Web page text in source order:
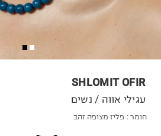
SHLOMIT OFIR
עגילי אווה / נשים
חומר : פליז מצופה זהב